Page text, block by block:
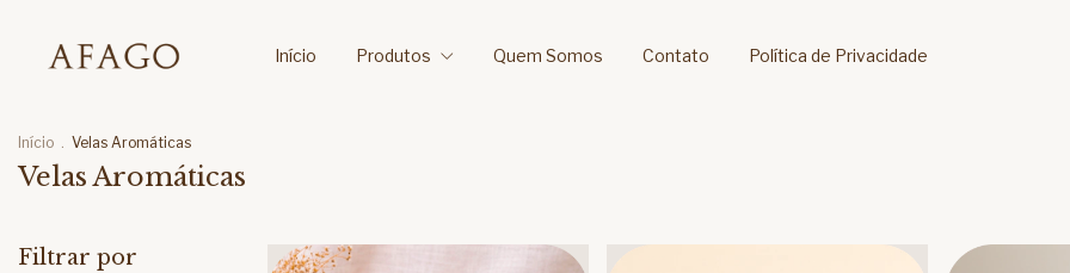
Início Produtos Quem Somos Contato Política de Privacidade
Início . Velas Aromáticas
Velas Aromáticas
Filtrar por